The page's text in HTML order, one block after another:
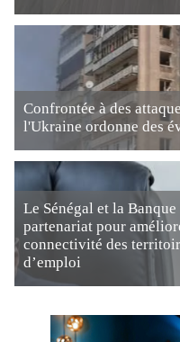
Confrontée à des
l'Ukraine ordonne des
Le Sénégal et la
partenariat pour
connectivité des
d’emploi